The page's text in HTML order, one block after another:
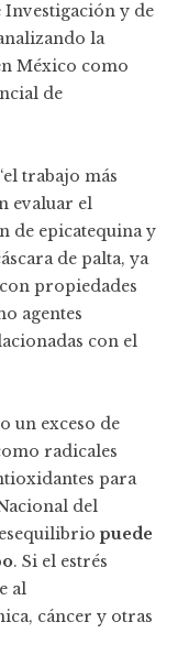
y de
la
México como
de
trabajo más
evaluar el
de epicatequina y
de palta, ya
propiedades
agentes
con el
un exceso de
radicales
para
del
puede
. Si el estrés
al
cáncer y otras